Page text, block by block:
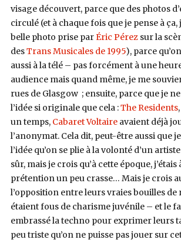
visage découvert, parce que des photos
circulé (et à chaque fois que je pense à ça,
belle photo prise parÉric Pérezsur la
desTrans Musicales de 1995), parce
aussi à la télé – pas forcément à une
audience mais quand même, je me
rues de Glasgow ; ensuite, parce que je
l’idée si originale que cela :The Residents,
un temps, Cabaret Voltaireavaient déjà
l’anonymat. Cela dit, peut-être aussi que
l’idée qu’on se plie à la volonté d’un
sûr, mais je crois qu’à cette époque,
prétention un peu crasse… Mais je crois
l’opposition entre leurs vraies bouilles de
étaient fous de charisme juvénile – et le
embrassé la techno pour exprimer leurs
peu triste qu’on ne puisse pas jouer sur